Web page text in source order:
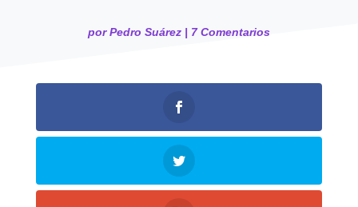
porPedro Suárez| 7 Comentarios